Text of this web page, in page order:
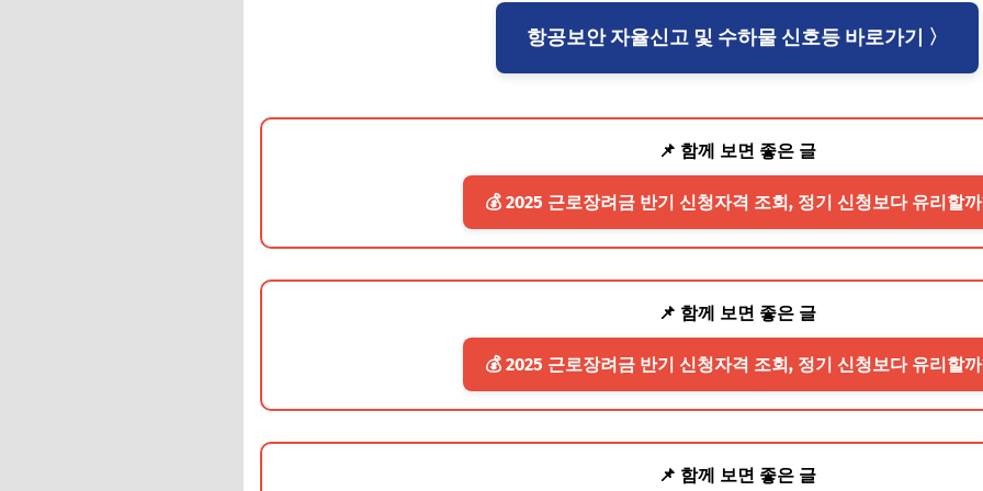
항공보안 자율신고 및 수하물 신호등 바로가기 〉
📌 함께 보면 좋은 글
💰 2025 근로장려금 반기 신청자격 조회, 정기 신청보다 유리할
📌 함께 보면 좋은 글
💰 2025 근로장려금 반기 신청자격 조회, 정기 신청보다 유리할
📌 함께 보면 좋은 글